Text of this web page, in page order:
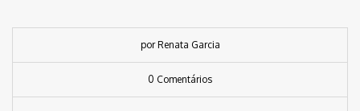
por Renata Garcia
0 Comentários